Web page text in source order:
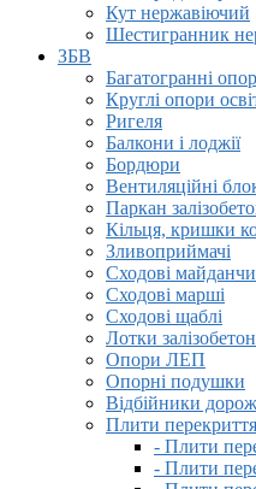
Кут нержавіючий
Шестигранник
ЗБВ
Багатогранні
Круглі опори
Ригеля
Балкони і лоджії
Бордюри
Вентиляційні
Паркан
Кільця, кришки
Зливоприймачі
Сходові
Сходові марші
Сходові щаблі
Лотки
Опори ЛЕП
Опорні подушки
Відбійники
Плити перекриття
- Плити
- Плити